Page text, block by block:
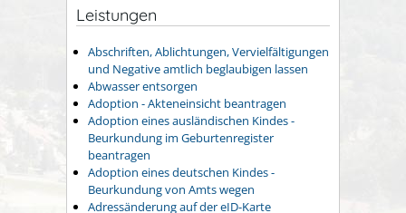
Leistungen
Abschriften, Ablichtungen, Vervielfältigungen
und Negative amtlich beglaubigen lassen
Abwasser entsorgen
Adoption - Akteneinsicht beantragen
Adoption eines ausländischen Kindes -
Beurkundung im Geburtenregister
beantragen
Adoption eines deutschen Kindes -
Beurkundung von Amts wegen
Adressänderung auf der eID-Karte